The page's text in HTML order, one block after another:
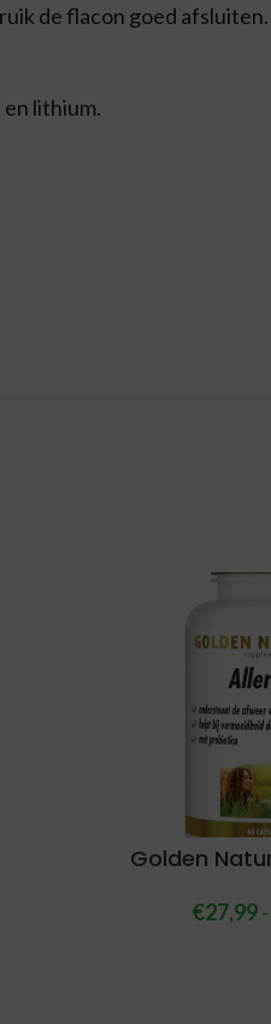
de flacon goed afsluiten.
lithium.
Golden
€27,99-